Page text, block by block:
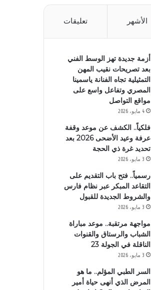
الأشهر تعليقات
أزمة جديدة تهز الوسط الفني
بعد تصريحات نقيب المهن
التمثيلية تجاه الفنانة ياسمينا
المصري وتفاعل واسع على
مواقع التواصل
4 مايو، 2026
فلكياً.. الكشف عن موعد وقفة
عرفة وعيد الأضحى 2026 بعد
تحديد غرة ذي الحجة
3 مايو، 2026
رسمياً.. فتح باب التقديم على
التقاعد المبكر عبر نظام فارس
والشروط الجديدة للقبول
3 مايو، 2026
مواجهة مرتقبة.. موعد مباراة
الشباب والرستاق والقنوات
الناقلة في الجولة 23
3 مايو، 2026
السر الطبي المؤلم.. ما هو
المرض الذي أنهى حياة أمير